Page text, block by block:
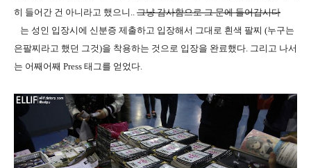
히 들어간 건 아니라고 했으니.. 그냥 감사함으로 그 문에 들어갑시다
는 성인 입장시에 신분증 제출하고 입장해서 그대로 흰색 팔찌 (누구는
은팔찌라고 했던 그것)을 착용하는 것으로 입장을 완료했다. 그리고 나서
는 어째어째 Press 태그를 얻었다.